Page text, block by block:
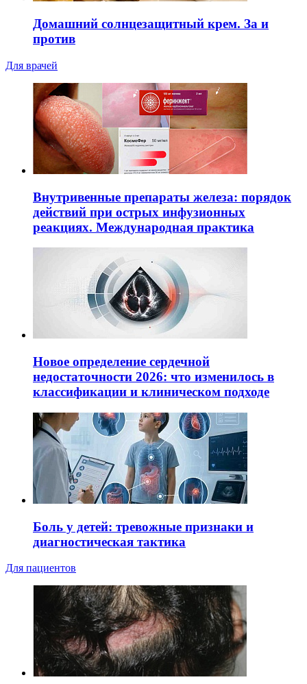
Домашний солнцезащитный крем. За и
против
Для врачей
Внутривенные препараты железа: порядок
действий при острых инфузионных
реакциях. Международная практика
Новое определение сердечной
недостаточности 2026: что изменилось в
классификации и клиническом подходе
Боль у детей: тревожные признаки и
диагностическая тактика
Для пациентов